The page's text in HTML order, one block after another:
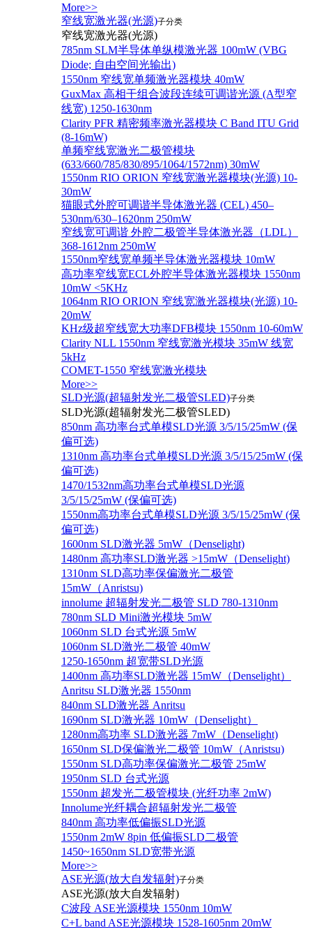
More>>
窄线宽激光器(光源)子分类
窄线宽激光器(光源)
785nm SLM半导体单纵模激光器 100mW (VBG
Diode; 自由空间光输出)
1550nm 窄线宽单频激光器模块 40mW
GuxMax 高相干组合波段连续可调谐光源 (A型窄
线宽) 1250-1630nm
Clarity PFR 精密频率激光器模块 C Band ITU Grid
(8-16mW)
单频窄线宽激光二极管模块
(633/660/785/830/895/1064/1572nm) 30mW
1550nm RIO ORION 窄线宽激光器模块(光源) 10-
30mW
猫眼式外腔可调谐半导体激光器 (CEL) 450–
530nm/630–1620nm 250mW
窄线宽可调谐 外腔二极管半导体激光器（LDL）
368-1612nm 250mW
1550nm窄线宽单频半导体激光器模块 10mW
高功率窄线宽ECL外腔半导体激光器模块 1550nm
10mW <5KHz
1064nm RIO ORION 窄线宽激光器模块(光源) 10-
20mW
KHz级超窄线宽大功率DFB模块 1550nm 10-60mW
Clarity NLL 1550nm 窄线宽激光模块 35mW 线宽
5kHz
COMET-1550 窄线宽激光模块
More>>
SLD光源(超辐射发光二极管SLED)子分类
SLD光源(超辐射发光二极管SLED)
850nm 高功率台式单模SLD光源 3/5/15/25mW (保
偏可选)
1310nm 高功率台式单模SLD光源 3/5/15/25mW (保
偏可选)
1470/1532nm高功率台式单模SLD光源
3/5/15/25mW (保偏可选)
1550nm高功率台式单模SLD光源 3/5/15/25mW (保
偏可选)
1600nm SLD激光器 5mW（Denselight)
1480nm 高功率SLD激光器 >15mW（Denselight)
1310nm SLD高功率保偏激光二极管
15mW（Anristsu)
innolume 超辐射发光二极管 SLD 780-1310nm
780nm SLD Mini激光模块 5mW
1060nm SLD 台式光源 5mW
1060nm SLD激光二极管 40mW
1250-1650nm 超宽带SLD光源
1400nm 高功率SLD激光器 15mW（Denselight）
Anritsu SLD激光器 1550nm
840nm SLD激光器 Anritsu
1690nm SLD激光器 10mW（Denselight）
1280nm高功率 SLD激光器 7mW（Denselight)
1650nm SLD保偏激光二极管 10mW（Anristsu)
1550nm SLD高功率保偏激光二极管 25mW
1950nm SLD 台式光源
1550nm 超发光二极管模块 (光纤功率 2mW)
Innolume光纤耦合超辐射发光二极管
840nm 高功率低偏振SLD光源
1550nm 2mW 8pin 低偏振SLD二极管
1450~1650nm SLD宽带光源
More>>
ASE光源(放大自发辐射)子分类
ASE光源(放大自发辐射)
C波段 ASE光源模块 1550nm 10mW
C+L band ASE光源模块 1528-1605nm 20mW